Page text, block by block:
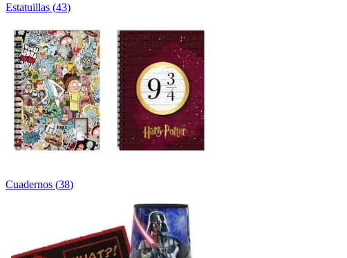
Estatuillas (43)
Cuadernos (38)